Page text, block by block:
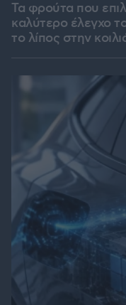
Τα φρούτα που
καλύτερο έλεγχο
το λίπος στην